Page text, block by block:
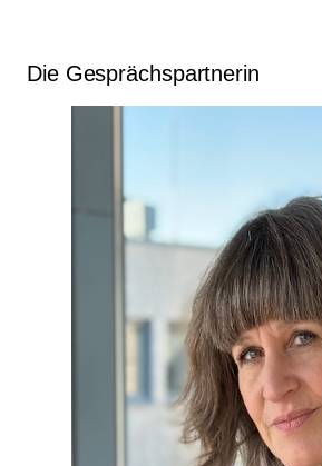
Die Gesprächspartnerin